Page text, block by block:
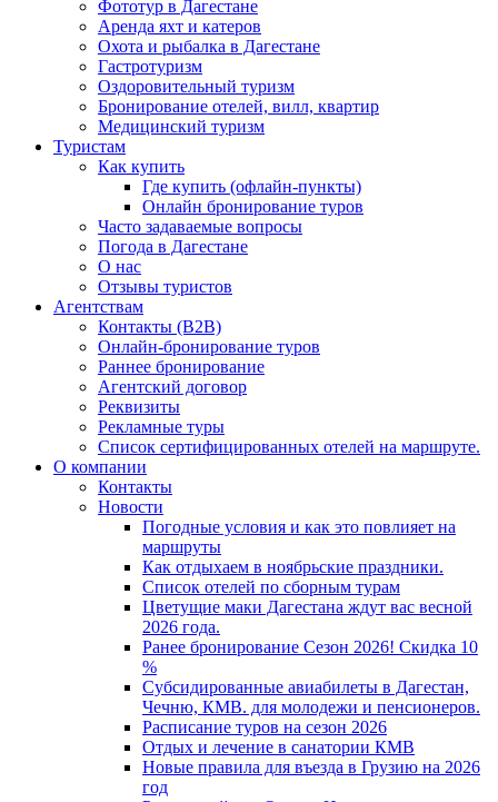
Фототур в Дагестане
Аренда яхт и катеров
Охота и рыбалка в Дагестане
Гастротуризм
Оздоровительный туризм
Бронирование отелей, вилл, квартир
Медицинский туризм
Туристам
Как купить
Где купить (офлайн-пункты)
Онлайн бронирование туров
Часто задаваемые вопросы
Погода в Дагестане
О нас
Отзывы туристов
Агентствам
Контакты (B2B)
Онлайн-бронирование туров
Раннее бронирование
Агентский договор
Реквизиты
Рекламные туры
Список сертифицированных отелей на маршруте.
О компании
Контакты
Новости
Погодные условия и как это повлияет на
маршруты
Как отдыхаем в ноябрьские праздники.
Список отелей по сборным турам
Цветущие маки Дагестана ждут вас весной
2026 года.
Ранее бронирование Сезон 2026! Скидка 10
%
Субсидированные авиабилеты в Дагестан,
Чечню, КМВ. для молодежи и пенсионеров.
Расписание туров на сезон 2026
Отдых и лечение в санатории КМВ
Новые правила для въезда в Грузию на 2026
год